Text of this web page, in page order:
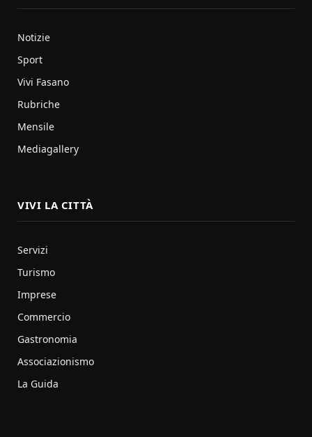
Notizie
Sport
Vivi Fasano
Rubriche
Mensile
Mediagallery
VIVI LA CITTÀ
Servizi
Turismo
Imprese
Commercio
Gastronomia
Associazionismo
La Guida